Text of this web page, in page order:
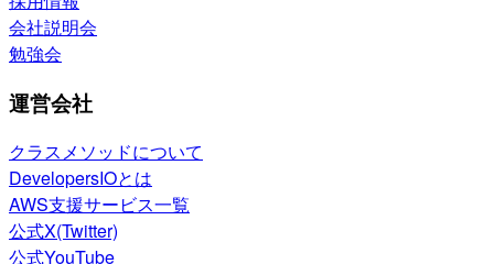
会社説明会
勉強会
運営会社
クラスメソッドについて
DevelopersIOとは
AWS支援サービス一覧
公式X(Twitter)
公式YouTube